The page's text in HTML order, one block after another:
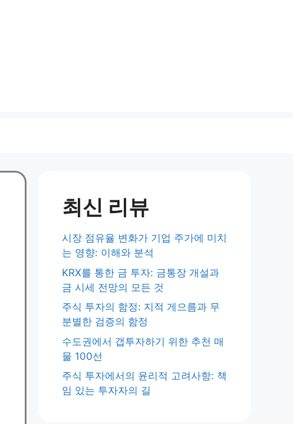
최신 리뷰
시장 점유율 변화가 기업 주가에 미치
는 영향: 이해와 분석
KRX를 통한 금 투자: 금통장 개설과
금 시세 전망의 모든 것
주식 투자의 함정: 지적 게으름과 무
분별한 검증의 함정
수도권에서 갭투자하기 위한 추천 매
물 100선
주식 투자에서의 윤리적 고려사항: 책
임 있는 투자자의 길